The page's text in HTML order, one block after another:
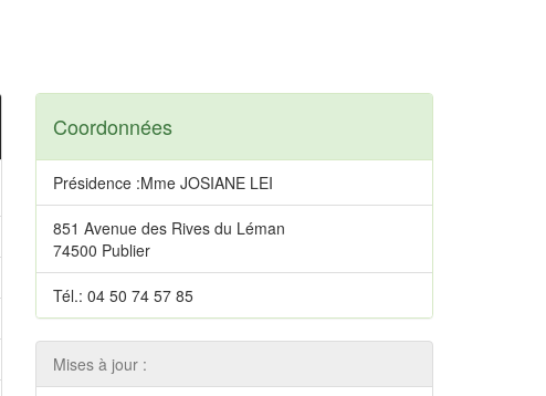
Coordonnées
Présidence :Mme JOSIANE LEI
851 Avenue des Rives du Léman
74500 Publier
Tél.: 04 50 74 57 85
Mises à jour :